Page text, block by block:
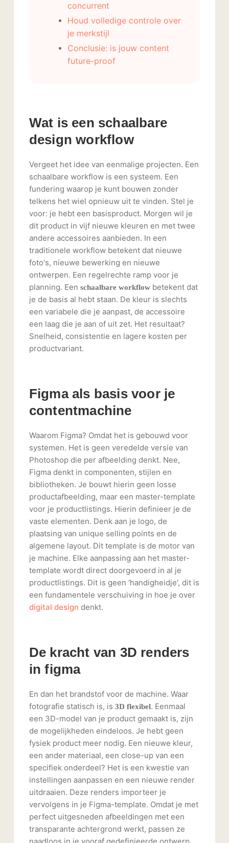
concurrent
Houd volledige controle over
je merkstijl
Conclusie: is jouw content
future-proof
Wat is een schaalbare
design workflow
Vergeet het idee van eenmalige projecten. Een
schaalbare workflow is een systeem. Een
fundering waarop je kunt bouwen zonder
telkens het wiel opnieuw uit te vinden. Stel je
voor: je hebt een basisproduct. Morgen wil je
dit product in vijf nieuwe kleuren en met twee
andere accessoires aanbieden. In een
traditionele workflow betekent dat nieuwe
foto's, nieuwe bewerking en nieuwe
ontwerpen. Een regelrechte ramp voor je
planning. Een schaalbare workflowbetekent dat
je de basis al hebt staan. De kleur is slechts
een variabele die je aanpast, de accessoire
een laag die je aan of uit zet. Het resultaat?
Snelheid, consistentie en lagere kosten per
productvariant.
Figma als basis voor je
contentmachine
Waarom Figma? Omdat het is gebouwd voor
systemen. Het is geen veredelde versie van
Photoshop die per afbeelding denkt. Nee,
Figma denkt in componenten, stijlen en
bibliotheken. Je bouwt hierin geen losse
productafbeelding, maar een master-template
voor je productlistings. Hierin definieer je de
vaste elementen. Denk aan je logo, de
plaatsing van unique selling points en de
algemene layout. Dit template is de motor van
je machine. Elke aanpassing aan het master-
template wordt direct doorgevoerd in al je
productlistings. Dit is geen 'handigheidje', dit is
een fundamentele verschuiving in hoe je over
digital design denkt.
De kracht van 3D renders
in figma
En dan het brandstof voor de machine. Waar
fotografie statisch is, is 3D flexibel. Eenmaal
een 3D-model van je product gemaakt is, zijn
de mogelijkheden eindeloos. Je hebt geen
fysiek product meer nodig. Een nieuwe kleur,
een ander materiaal, een close-up van een
specifiek onderdeel? Het is een kwestie van
instellingen aanpassen en een nieuwe render
uitdraaien. Deze renders importeer je
vervolgens in je Figma-template. Omdat je met
perfect uitgesneden afbeeldingen met een
transparante achtergrond werkt, passen ze